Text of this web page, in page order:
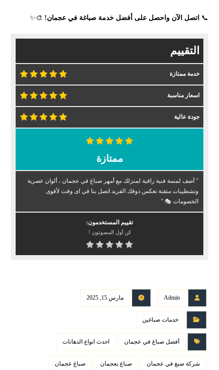
📞 اتصل الآن واحصل على أفضل خدمة صباغة في عجمان! 🎨✨
التقييم
خدمة ممتازة
اسعار مناسبة
جودة عالية
ممتازة
" أضف لمسة فنية راقية لمنزلك مع أمهر صباغ في عجمان ، ألوان عصرية
وتشطيبات متقنة تعكس ذوقك الفريد.اتصل بنا في اى وقت لأقوى
الخصومات 🎭 "
تقييم المستخدمون:
كن أول المصوتون !
Admin مارس 15, 2025
خدمات صباغين
أفضل صباغ في عجمان احدث انواع الدهانات
شركة صبغ في عجمان صباغ بعجمان صباغ عجمان